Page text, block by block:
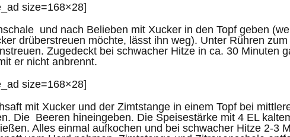
size=168×28]
und nach Belieben mit Xucker in den Topf geben
drüberstreuen möchte, lässt ihn weg). Unter Rühren
Zugedeckt bei schwacher Hitze in ca. 30 Minuten
er nicht anbrennt.
size=168×28]
mit Xucker und der Zimtstange in einem Topf bei
Die Beeren hineingeben. Die Speisestärke mit 4 EL
Alles einmal aufkochen und bei schwacher Hitze 2-3